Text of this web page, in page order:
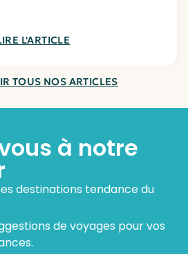
L'ARTICLE
TOUS NOS ARTICLES
à notre
destinations tendance du
de voyages pour vos